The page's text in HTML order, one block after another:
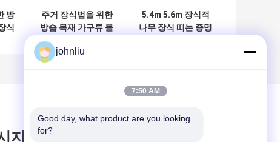
방
식
주거 장식법을 위한
방습 목재 가구류 몰
5.4m 5.6m 장식적
나무 장식 띠는 증명
지를 남겨주세요
johnliu
7:50 AM
Good day, what product are you looking
for?